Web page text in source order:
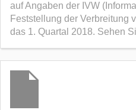
auf Angaben der IVW
Feststellung der Verbreitung
das 1. Quartal 2018. Sehen